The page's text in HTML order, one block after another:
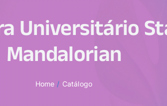
Universitário
Mandalorian
Home Catálogo